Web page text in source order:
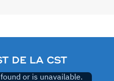
DE LA CST